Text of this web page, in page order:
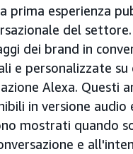
prima esperienza
del
dei brand in
e personalizzate su
Alexa. Questi
in versione audio
mostrati quando
e